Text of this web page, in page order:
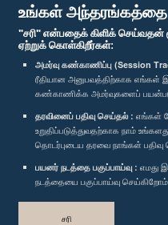
உங்கள் அந்தரங்கத்தை
"சரி" என்பதைக் கிளிக்
ஏற்றுக் கொள்கிறீர்கள்:
அமர்வு கண்காணிப்பு (Session
ரீதியான அனுபவத்திற்காக
கண்காணிக்க அமர்வுகளைப்
தரவினைப் பதிவு செய்தல் : எங்கள்
உறுதிப்படுத்துவதற்காக நாம்
தொடர்புடைய தரவை நாங்கள்
பயனர் நடத்தை பகுப்பாய்வு : எமது
நடத்தையை பகுப்பாய்வு
சரி
எம்மை பின்தொடர்க :
விருதுகள்
தனியுரிமைக் கொள்கை